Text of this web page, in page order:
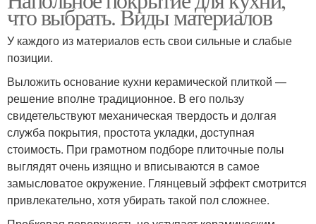
что выбрать. Виды материалов
У каждого из материалов есть свои сильные и слабые
позиции.
Выложить основание кухни керамической плиткой —
решение вполне традиционное. В его пользу
свидетельствуют механическая твердость и долгая
служба покрытия, простота укладки, доступная
стоимость. При грамотном подборе плиточные полы
выглядят очень изящно и вписываются в самое
замысловатое окружение. Глянцевый эффект смотрится
привлекательно, хотя убирать такой пол сложнее.